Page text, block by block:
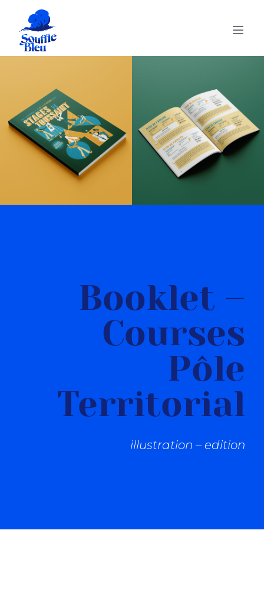
Booklet –
Courses
Pôle
Territorial
illustration – edition